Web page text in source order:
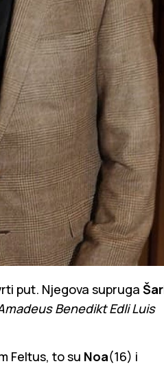
put. Njegova supruga
Benedikt Edli Luis
Feltus, to su Noa(16) i